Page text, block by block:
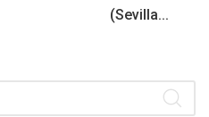
(Sevilla...